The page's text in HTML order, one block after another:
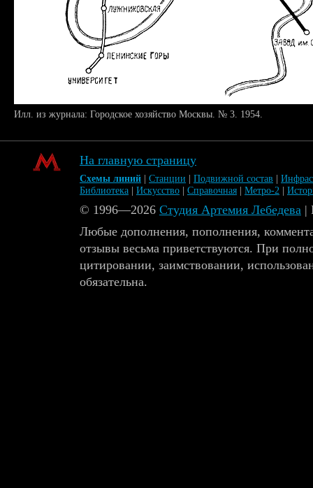
Илл. из журнала: Городское хозяйство Москвы. № 3. 1954.
На главную страницу
Схемы линий Станции Подвижной состав
Библиотека
Искусство Справочная Метро-2
© 1996—2026 Студия Артемия Лебедева |
Любые дополнения, пополнения,
отзывы весьма приветствуются. При
цитировании, заимствовании,
обязательна.